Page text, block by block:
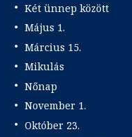
Két ünnep között
Május 1.
Március 15.
Mikulás
Nőnap
November 1.
Október 23.